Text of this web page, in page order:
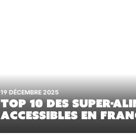
19 DÉCEMBRE 2025
TOP 10 DES SUPER-
ACCESSIBLES EN